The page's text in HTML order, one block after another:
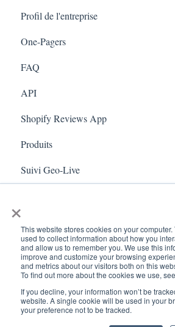
×
This website stores cookies on your
used to collect information about how you
and allow us to remember you. We use this
improve and customize your browsing
and metrics about our visitors both on this
To find out more about the cookies we use,
If you decline, your information won’t be
website. A single cookie will be used in your
your preference not to be tracked.
Marketing
Profil de l'entreprise
Branches
One-Pagers
Marketing
Enquêtes
App Colors
Règles
E-Commerce
FAQ
FAQ- Lightspeed R Series
Shopify POS
FAQ- Shopify ECOM
Judge.me
API
Shopify Reviews App
Paramètres généraux
Reviews Widget
Produits
Ajouter un produit
Suivi Geo-Live
www.kangaroorewards.com
Centre d'assistance